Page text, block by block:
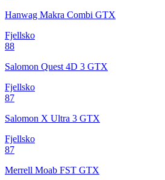
Hanwag Makra Combi GTX
Fjellsko
88
Salomon Quest 4D 3 GTX
Fjellsko
87
Salomon X Ultra 3 GTX
Fjellsko
87
Merrell Moab FST GTX